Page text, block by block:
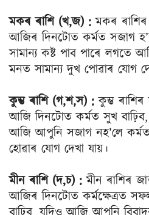
মকৰ ৰাশি (খ,জ) : মকৰ
আজিৰ দিনটোত কৰ্মত সজাগ
সামান্য কষ্ট পাব পাৰে লগতে
মনত সামান্য দুখ পোৱাৰ যোগ
কুম্ভ ৰাশি (গ,শ,স) : কুম্ভ
আজি দিনটোত কৰ্মত সুখ বাঢ়িব,
আজি আপুনি সজাগ নহ’লে কৰ্মত
হোৱাৰ যোগ দেখা যায়।
মীন ৰাশি (দ,চ) : মীন ৰাশিৰ
আজিৰ দিনটোত কৰ্মক্ষেত্ৰত